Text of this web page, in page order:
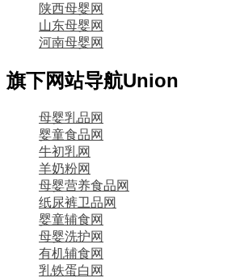
陕西母婴网
山东母婴网
河南母婴网
旗下网站导航Union
母婴乳品网
婴童食品网
牛初乳网
羊奶粉网
母婴营养食品网
纸尿裤卫品网
婴童辅食网
母婴洗护网
有机辅食网
乳铁蛋白网